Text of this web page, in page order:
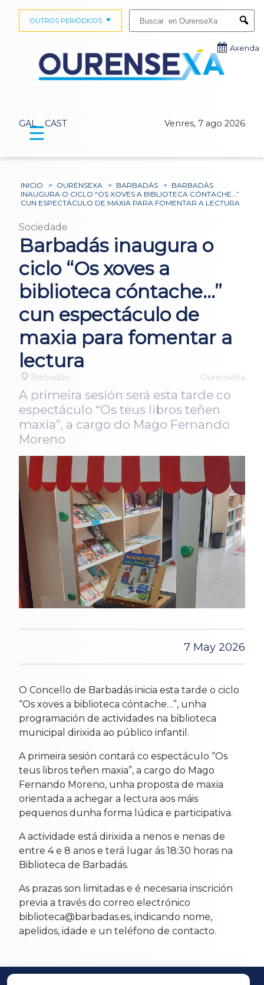
GAL CAST Venres, 7 ago 2026
OUTROS PERIÓDICOS
Axenda
☰
INICIO > OURENSEXA > BARBADÁS > BARBADÁS
INAUGURA O CICLO “OS XOVES A BIBLIOTECA CÓNTACHE…”
CUN ESPECTÁCULO DE MAXIA PARA FOMENTAR A LECTURA
Sociedade
Barbadás inaugura o
ciclo “Os xoves a
biblioteca cóntache…”
cun espectáculo de
maxia para fomentar a
lectura
Barbadás OurenseXa
A primeira sesión será esta tarde co
espectáculo “Os teus libros teñen
maxia”, a cargo do Mago Fernando
Moreno
7 May 2026
O Concello de Barbadás inicia esta tarde o ciclo
“Os xoves a biblioteca cóntache…”, unha
programación de actividades na biblioteca
municipal dirixida ao público infantil.
A primeira sesión contará co espectáculo “Os
teus libros teñen maxia”, a cargo do Mago
Fernando Moreno, unha proposta de maxia
orientada a achegar a lectura aos máis
pequenos dunha forma lúdica e participativa.
A actividade está dirixida a nenos e nenas de
entre 4 e 8 anos e terá lugar ás 18:30 horas na
Biblioteca de Barbadás.
As prazas son limitadas e é necesaria inscrición
previa a través do correo electrónico
biblioteca@barbadas.es, indicando nome,
apelidos, idade e un teléfono de contacto.